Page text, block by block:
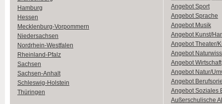
Hamburg
Hessen
Mecklenburg-Vorpommern
Niedersachsen
Nordrhein-Westfalen
Rheinland-Pfalz
Sachsen
Sachsen-Anhalt
Schleswig-Holstein
Thüringen
Angebot Sport
Angebot Sprache
Angebot Musik
Angebot Kunst/
Angebot Theater/
Angebot
Angebot Wirtschaft
Angebot Natur/
Angebot
Angebot Soziales
Außerschulische